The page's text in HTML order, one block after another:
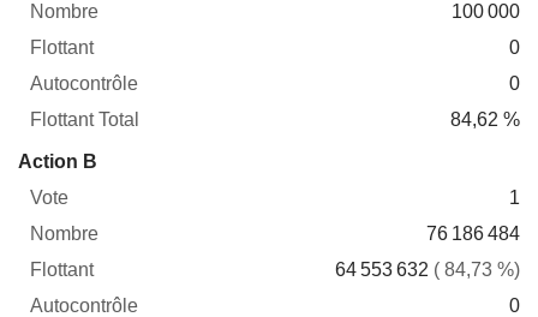
100 000
0
0
84,62 %
Action B
1
76 186 484
64 553 632 ( 84,73 %)
0